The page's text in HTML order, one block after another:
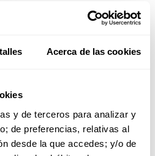
Acerca de las cookies
y de terceros para analizar y
de preferencias, relativas al
desde la que accedes; y/o de
requisito tener estudios universitarios
ellos influye en el proceso de admisión
eltítulo de Máster en Comunicación
Basque Culinary Center
podrás obtener también el
podrás indicarlo en el